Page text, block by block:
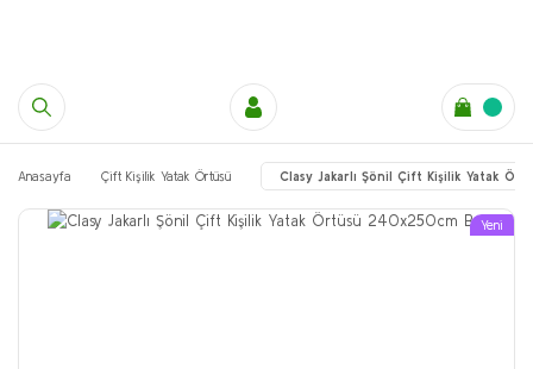
Anasayfa Çift Kişilik Yatak Örtüsü Clasy Jakarlı Şönil Çift Kişilik Yatak
Yeni